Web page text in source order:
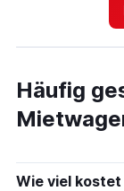
Häufig
Wie viel